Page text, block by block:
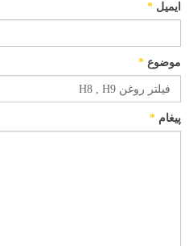
ایمیل *
موضوع *
پیغام *